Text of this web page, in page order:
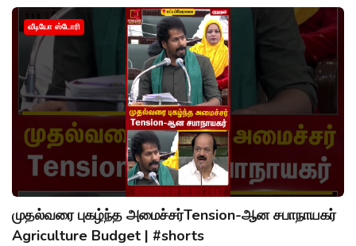
வீடியோ ஸ்டோரி
முதல்வரை புகழ்ந்த அமைச்சர்Tension-ஆன சபாநாயகர்
Agriculture Budget | #shorts